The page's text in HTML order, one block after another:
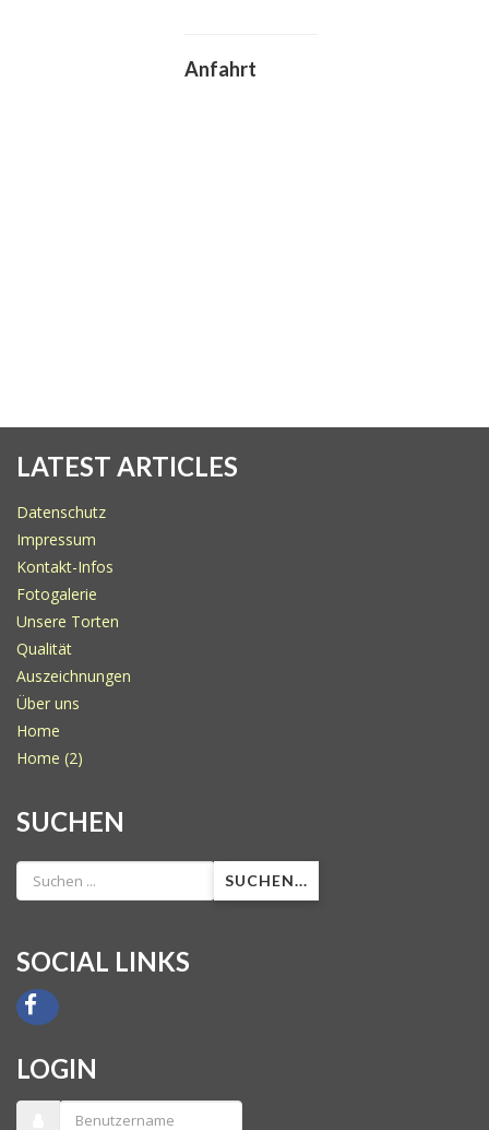
Anfahrt
LATEST ARTICLES
Datenschutz
Impressum
Kontakt-Infos
Fotogalerie
Unsere Torten
Qualität
Auszeichnungen
Über uns
Home
Home (2)
SUCHEN
SUCHEN...
SOCIAL LINKS
LOGIN